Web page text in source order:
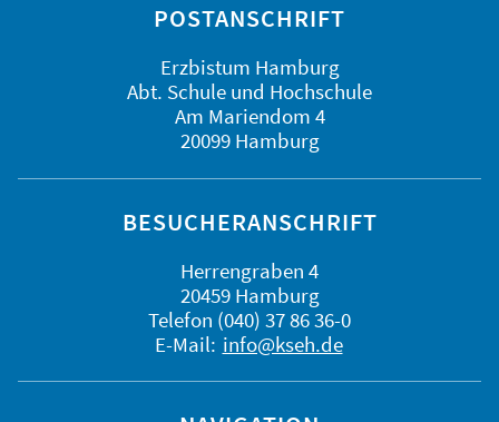
POSTANSCHRIFT
Erzbistum Hamburg
Abt. Schule und Hochschule
Am Mariendom 4
20099 Hamburg
BESUCHERANSCHRIFT
Herrengraben 4
20459 Hamburg
Telefon (040) 37 86 36-0
E-Mail: info@kseh.de